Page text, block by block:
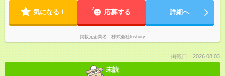
気になる！ 応募する 詳細へ
掲載元企業名 株式会社fosbury
掲載日：2026.08.03
未読